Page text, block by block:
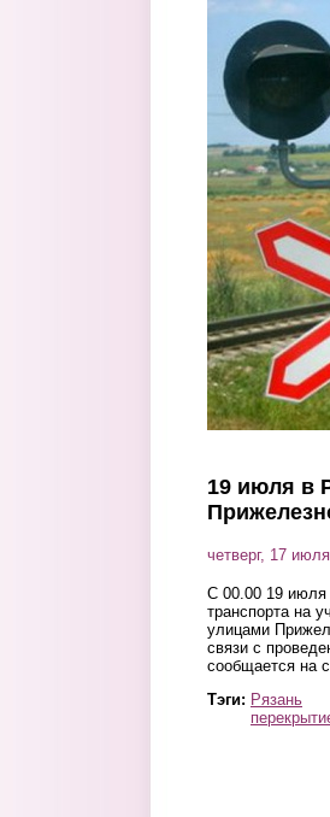
19 июля в
четверг, 17
С 00.00 19 июля
транспорта на
улицами
связи с
сообщается на
Тэги: Рязань